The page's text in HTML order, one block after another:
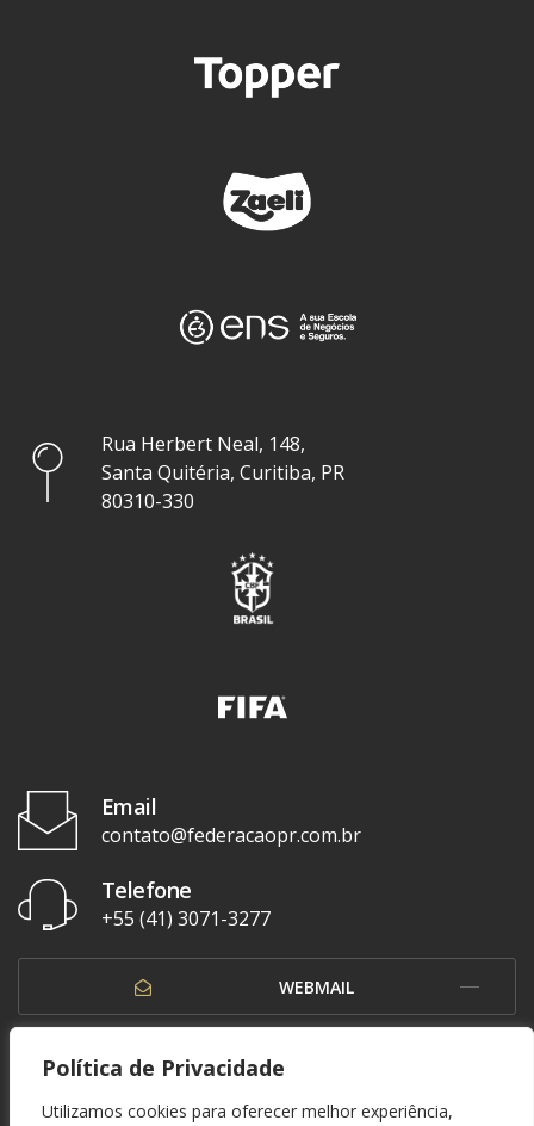
Política de Privacidade
Utilizamos cookies para oferecer melhor experiência,
Rua Herbert Neal, 148,
Santa Quitéria, Curitiba, PR
80310-330
Email
contato@federacaopr.com.br
Telefone
+55 (41) 3071-3277
WEBMAIL
OUVIDORIA